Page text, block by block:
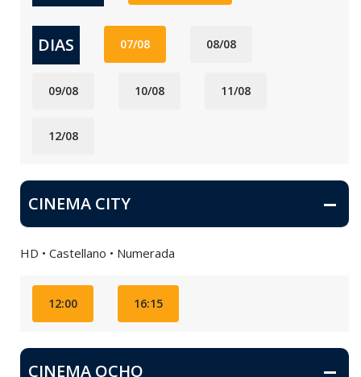
DIAS 07/08 08/08
09/08 10/08 11/08
12/08
CINEMA CITY
HD • Castellano • Numerada
12:00 16:15
CINEMA OCHO